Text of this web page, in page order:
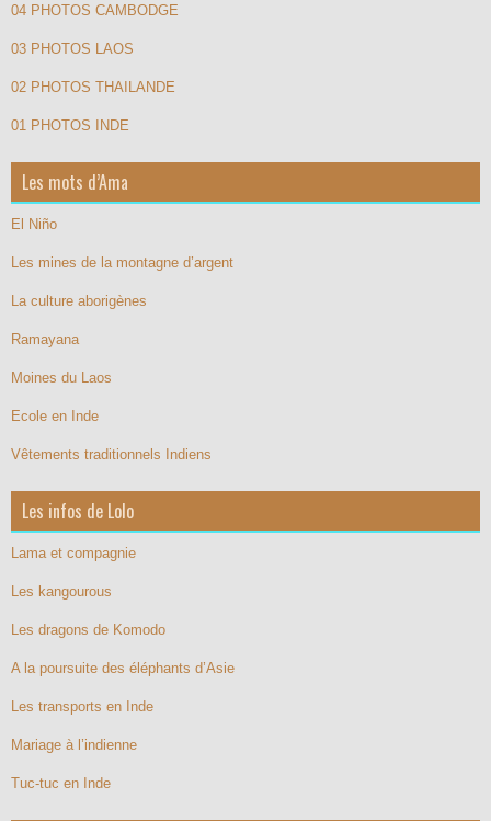
04 PHOTOS CAMBODGE
03 PHOTOS LAOS
02 PHOTOS THAILANDE
01 PHOTOS INDE
Les mots d’Ama
El Niño
Les mines de la montagne d’argent
La culture aborigènes
Ramayana
Moines du Laos
Ecole en Inde
Vêtements traditionnels Indiens
Les infos de Lolo
Lama et compagnie
Les kangourous
Les dragons de Komodo
A la poursuite des éléphants d’Asie
Les transports en Inde
Mariage à l’indienne
Tuc-tuc en Inde